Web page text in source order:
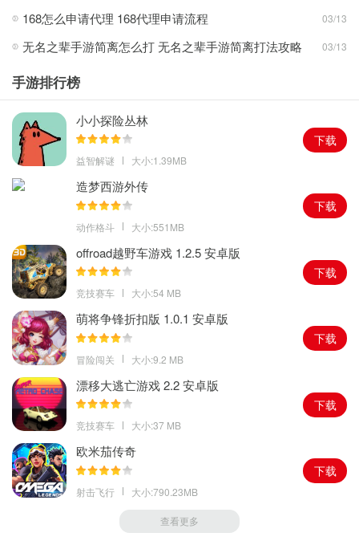
1。升级和加强系统是游戏中非常重要的一部分。通过强化枪械的属
2。方法有很多。例如，可以进行零部件研究以提高枪支的性能，或
者通过装备改造更换更先进的装备；
3。玩家可以在游戏过程中根据自身情况调整装备属性，从而更好地
适应游戏的变化和需求。
游戏评测
1。采用先进的图像技术和物理引擎，使游戏中的人物、环境和枪支
栩栩如生，给玩家带来更逼真的射击体验；
2。拥有非常丰富的社交系统，玩家可以通过好友系统结识更多游戏
爱好者，分享自己的游戏体验，一起畅谈游戏心得；
3。您还可以通过团队系统与志同道合的朋友组成自己的团队，共同
挑战各种游戏活动，增进彼此的友谊和默契。
168怎么申请代理 168代理申请流程 03/13
无名之辈手游简离怎么打 无名之辈手游简离打法攻略 03/13
手游排行榜
小小探险丛林
益智解谜 大小:1.39MB
下载
造梦西游外传
动作格斗 大小:551MB
下载
offroad越野车游戏 1.2.5 安卓版
竞技赛车 大小:54 MB
下载
萌将争锋折扣版 1.0.1 安卓版
冒险闯关 大小:9.2 MB
下载
漂移大逃亡游戏 2.2 安卓版
竞技赛车 大小:37 MB
下载
欧米茄传奇
射击飞行 大小:790.23MB
下载
查看更多